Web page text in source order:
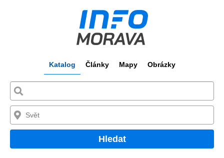
Katalog Články Mapy Obrázky
Hledat